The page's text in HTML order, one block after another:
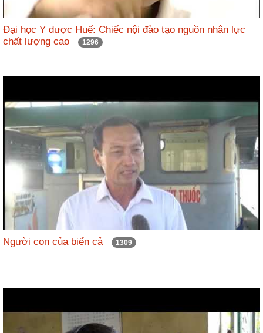
Đại học Y dược Huế: Chiếc nội đào tạo nguồn nhân lực
chất lượng cao
1296
Người con của biển cả 1309